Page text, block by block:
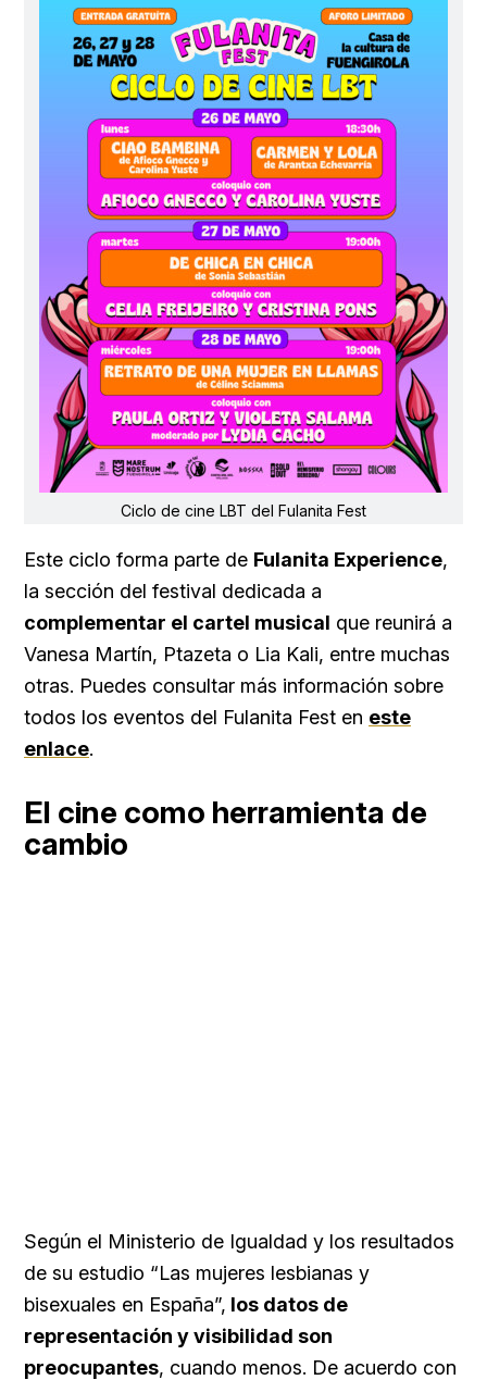
Ciclo de cine LBT del Fulanita Fest
Este ciclo forma parte de Fulanita Experience,
la sección del festival dedicada a
complementar el cartel musical que reunirá a
Vanesa Martín, Ptazeta o Lia Kali, entre muchas
otras. Puedes consultar más información sobre
todos los eventos del Fulanita Fest en este
enlace.
El cine como herramienta de
cambio
Según el Ministerio de Igualdad y los resultados
de su estudio “Las mujeres lesbianas y
bisexuales en España”, los datos de
representación y visibilidad son
preocupantes, cuando menos. De acuerdo con